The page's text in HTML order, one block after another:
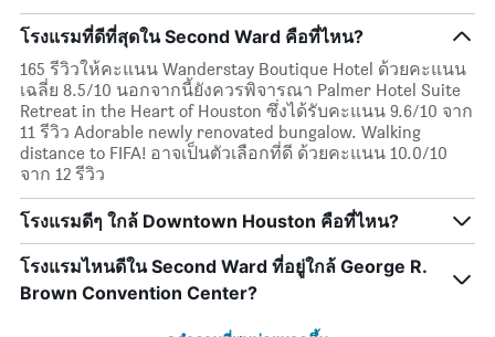
ห้อง
พัก
มี
แกน
X
1
แกน
แสดง
วัน
ของ
สัปดาห์
แผนภูมิ
มี
แกน
Y
1
โรงแรมที่ดีที่สุดใน Second Ward คือที่ไหน?
165 รีวิวให้คะแนน Wanderstay Boutique Hotel ด้วยคะแนน
เฉลี่ย 8.5/10 นอกจากนี้ยังควรพิจารณา Palmer Hotel Suite
Retreat in the Heart of Houston ซึ่งได้รับคะแนน 9.6/10 จาก
11 รีวิว Adorable newly renovated bungalow. Walking
distance to FIFA! อาจเป็นตัวเลือกที่ดี ด้วยคะแนน 10.0/10
จาก 12 รีวิว
โรงแรมดีๆ ใกล้ Downtown Houston คือที่ไหน?
โรงแรมไหนดีใน Second Ward ที่อยู่ใกล้ George R.
Brown Convention Center?